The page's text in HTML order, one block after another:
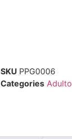
SKU PPG0006
Categories Adulto